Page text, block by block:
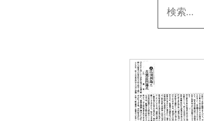
索: